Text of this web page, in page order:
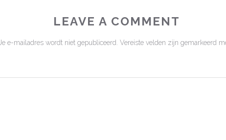
LEAVE A COMMENT
Je e-mailadres wordt niet gepubliceerd. Vereiste velden zijn gemarkeerd